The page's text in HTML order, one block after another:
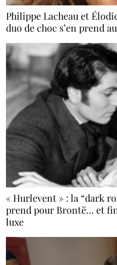
Philippe Lacheau et
duo de choc s’en prend
« Hurlevent » : la “dark
prend pour Brontë… et
luxe